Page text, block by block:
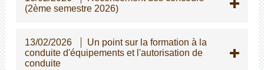
(2ème semestre 2026)
13/02/2026
Un point sur la formation à la
conduite d'équipements et l'autorisation de
conduite